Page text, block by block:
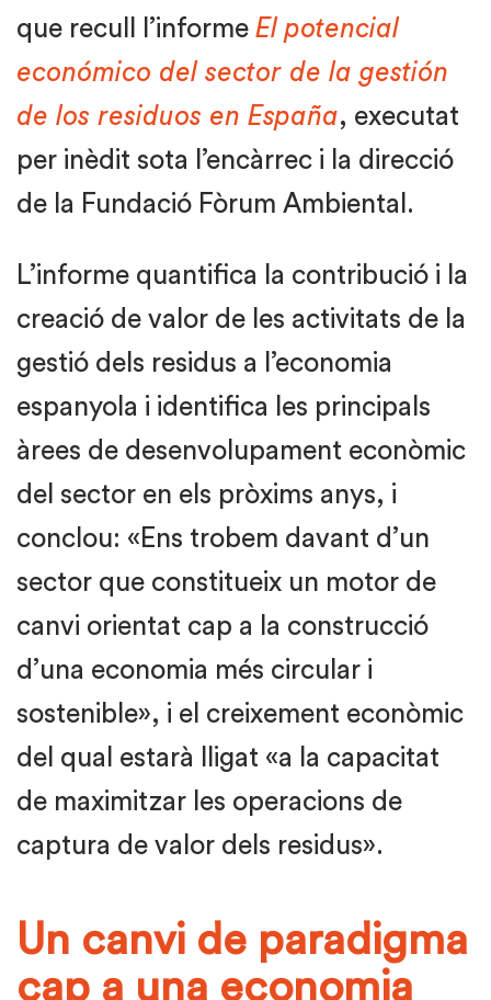
que recull l’informe El potencial
económico del sector de la gestión
de los residuos en España, executat
per inèdit sota l’encàrrec i la direcció
de la Fundació Fòrum Ambiental.
L’informe quantifica la contribució i la
creació de valor de les activitats de la
gestió dels residus a l’economia
espanyola i identifica les principals
àrees de desenvolupament econòmic
del sector en els pròxims anys, i
conclou: «Ens trobem davant d’un
sector que constitueix un motor de
canvi orientat cap a la construcció
d’una economia més circular i
sostenible», i el creixement econòmic
del qual estarà lligat «a la capacitat
de maximitzar les operacions de
captura de valor dels residus».
Un canvi de paradigma
cap a una economia